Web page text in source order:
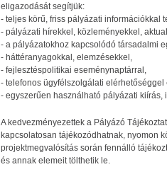
eligazodását segítjük:
- teljes körű, friss pályázati információkkal
- pályázati hírekkel, közleményekkel,
- a pályázatokhoz kapcsolódó társadalmi
- háttéranyagokkal, elemzésekkel,
- fejlesztéspolitikai eseménynaptárral,
- telefonos ügyfélszolgálati elérhetőséggel
- egyszerűen használható pályázati
A kedvezményezettek a Pályázó
kapcsolatosan tájékozódhatnak, nyomon
projektmegvalósítás során fennálló
és annak elemeit tölthetik le.